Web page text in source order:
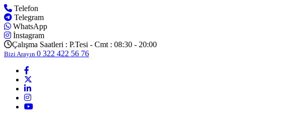
Telefon
Telegram
WhatsApp
İnstagram
Çalışma Saatleri : P.Tesi - Cmt : 08:30 - 20:00
Bizi Arayın 0 322 422 56 76